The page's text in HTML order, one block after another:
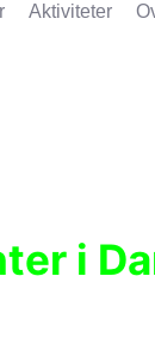
Aktiviteter
i